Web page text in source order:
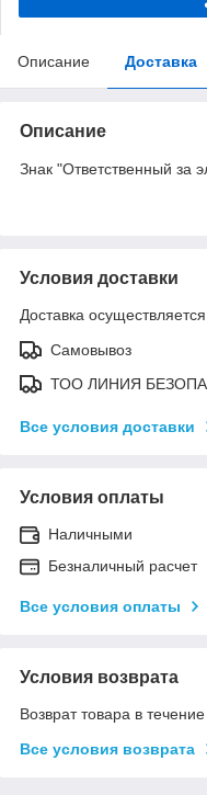
Описание Доставка
Описание
Знак "Ответственный за
Условия доставки
Доставка
Самовывоз
ТОО ЛИНИЯ
Все условия доставки
Условия оплаты
Наличными
Безналичный расчет
Все условия оплаты
Условия возврата
Возврат товара в
Все условия возврата